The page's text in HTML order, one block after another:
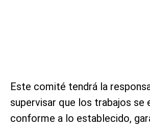
Este comité tendrá la
supervisar que los trabajos se
conforme a lo establecido,